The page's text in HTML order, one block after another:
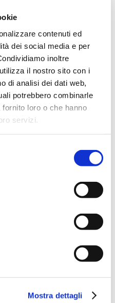
contenuti ed
dei social media e per
inoltre
il nostro sito con i
di analisi dei dati web,
potrebbero combinarle
loro o che hanno
servizi.
Mostra dettagli